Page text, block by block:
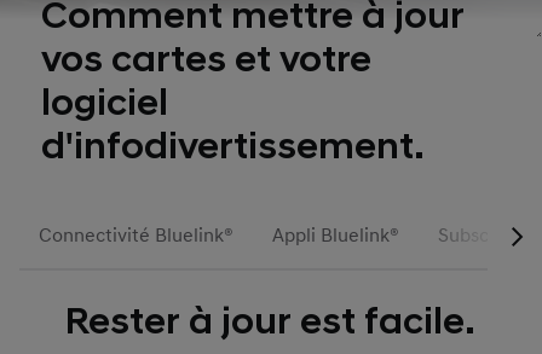
Comment mettre à jour
vos cartes et votre
logiciel
d'infodivertissement.
Connectivité Bluelink® Appli Bluelink®
Rester à jour est facile.